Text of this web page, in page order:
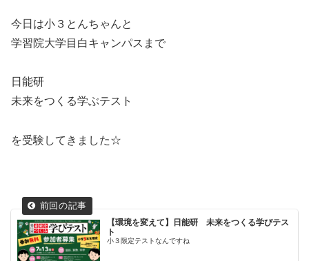
今日は小３とんちゃんと
学習院大学目白キャンパスまで
日能研
未来をつくる学ぶテスト
を受験してきました☆
【環境を変えて】
日能研 未来をつくる学びテス
ト
小３限定テストなんですね